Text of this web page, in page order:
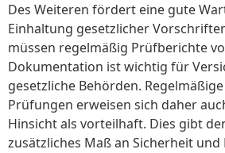
Des Weiteren fördert eine gute
Einhaltung gesetzlicher
müssen regelmäßig Prüfberichte
Dokumentation ist wichtig für
gesetzliche Behörden.
Prüfungen erweisen sich daher
Hinsicht als vorteilhaft. Dies gibt
zusätzliches Maß an Sicherheit